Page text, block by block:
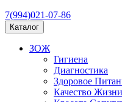
7(994)021-07-86
Каталог
ЗОЖ
Гигиена
Диагностика
Здоровое
Качество Жизни